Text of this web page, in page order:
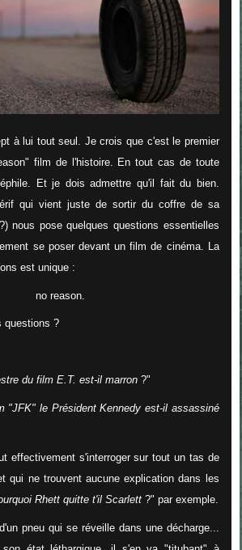
à lui tout seul. Je crois que c'est le premier
film de l'histoire. En tout cas de toute
Et je dois admettre qu'il fait du bien.
qui vient juste de sortir du coffre de sa
nous pose quelques questions essentielles
se poser devant un film de cinéma. La
est unique :
no reason.
questions ?
du film E.T. est-il marron ?"
"JFK" le Président Kennedy est-il assassiné
effectivement s'interroger sur tout un tas de
qui ne trouvent aucune explication dans les
Rhett quitte t'il Scarlett ?" par exemple.
pneu qui se réveille dans une décharge...